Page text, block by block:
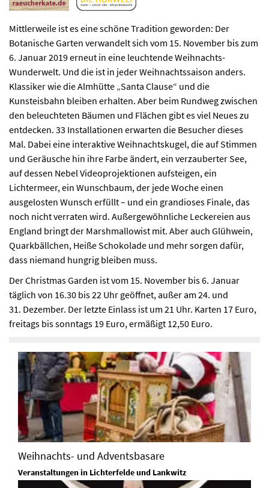
Mittlerweile ist es eine schöne Tradition geworden: Der
Botanische Garten verwandelt sich vom 15. November bis zum
6. Januar 2019 erneut in eine leuchtende Weihnachts-
Wunderwelt. Und die ist in jeder Weihnachtssaison anders.
Klassiker wie die Almhütte „Santa Clause“ und die
Kunsteisbahn bleiben erhalten. Aber beim Rundweg zwischen
den beleuchteten Bäumen und Flächen gibt es viel Neues zu
entdecken. 33 Installationen erwarten die Besucher dieses
Mal. Dabei eine interaktive Weihnachtskugel, die auf Stimmen
und Geräusche hin ihre Farbe ändert, ein verzauberter See,
auf dessen Nebel Videoprojektionen aufsteigen, ein
Lichtermeer, ein Wunschbaum, der jede Woche einen
ausgelosten Wunsch erfüllt – und ein grandioses Finale, das
noch nicht verraten wird. Außergewöhnliche Leckereien aus
England bringt der Marshmallowist mit. Aber auch Glühwein,
Quarkbällchen, Heiße Schokolade und mehr sorgen dafür,
dass niemand hungrig bleiben muss.
Der Christmas Garden ist vom 15. November bis 6. Januar
täglich von 16.30 bis 22 Uhr geöffnet, außer am 24. und
31. Dezember. Der letzte Einlass ist um 21 Uhr. Karten 17 Euro,
freitags bis sonntags 19 Euro, ermäßigt 12,50 Euro.
Weihnachts- und Adventsbasare
Veranstaltungen in Lichterfelde und Lankwitz